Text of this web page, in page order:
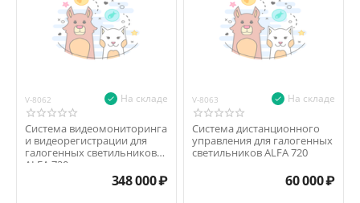
V-8062 На складе
Система видеомониторинга
и видеорегистрации для
галогенных светильников
ALFA 720
348 000₽
V-8063 На складе
Система дистанционного
управления для галогенных
светильников ALFA 720
60 000₽